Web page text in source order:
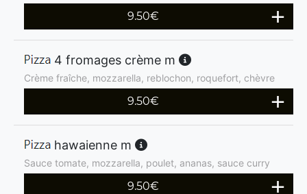
9.50€
4 fromages crème m
Crème fraîche, mozzarella, reblochon, roquefort, chèvre
9.50€
hawaienne m
Sauce tomate, mozzarella, poulet, ananas, sauce curry
9.50€